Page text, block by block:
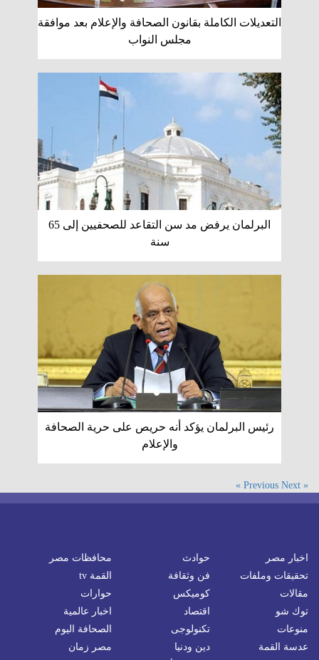
التعديلات الكاملة بقانون الصحافة والإعلام بعد موافقة
مجلس النواب
البرلمان يرفض مد سن التقاعد للصحفيين إلى 65
سنة
رئيس البرلمان يؤكد أنه حريص على حرية الصحافة
والإعلام
« Previous
Next »
اخبار مصر حوادث
محافظات مصر
تحقيقات وملفات
فن وثقافة
القمة tv
مقالات
كوميكس
حوارات
توك شو
اقتصاد
اخبار عالمية
منوعات
تكنولوجى
الصحافة اليوم
عدسة القمة
دين ودنيا
مصر زمان